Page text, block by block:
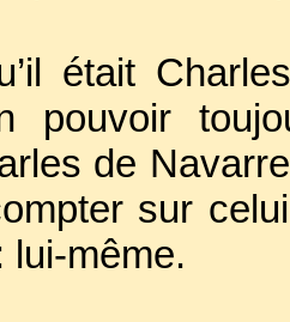
était
pouvoir
de
sur
lui-même.